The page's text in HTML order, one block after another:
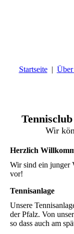
Startseite Über
Wir
Herzlich
Wir sind ein junger
vor!
Tennisanlage
Unsere
der Pfalz. Von
so dass auch am